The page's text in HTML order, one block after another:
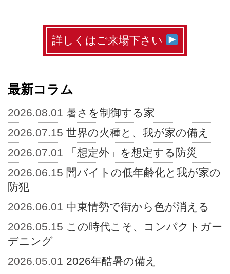
詳しくはご来場下さい
最新コラム
2026.08.01 暑さを制御する家
2026.07.15 世界の火種と、我が家の備え
2026.07.01
「想定外」を想定する防災
2026.06.15 闇バイトの低年齢化と我が家の
防犯
2026.06.01 中東情勢で街から色が消える
2026.05.15 この時代こそ、コンパクトガー
デニング
2026.05.01 2026年酷暑の備え